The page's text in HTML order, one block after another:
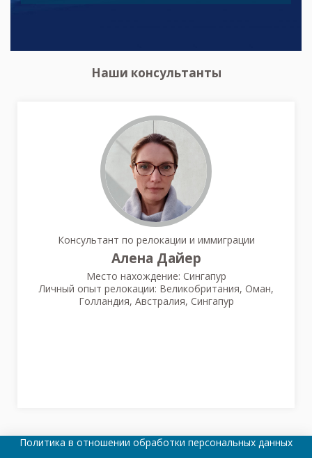
Наши консультанты
Консультант по релокации и иммиграции
Алена Дайер
Место нахождение: Сингапур
Личный опыт релокации: Великобритания, Оман,
Голландия, Австралия, Сингапур
Политика в отношении обработки персональных данных